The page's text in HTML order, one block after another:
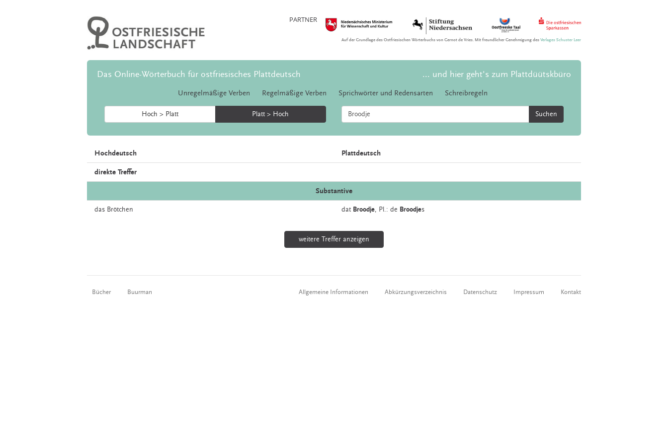
PARTNER
Auf der Grundlage des Ostfriesischen Wörterbuchs von Gernot de Vries. Mit freundlicher Genehmigung desVerlages Schuster Leer
Das Online-Wörterbuch für ostfriesisches Plattdeutsch ... und hier geht's zum Plattdüütskbüro
Unregelmäßige Verben Regelmäßige Verben Sprichwörter und Redensarten Schreibregeln
Hoch > Platt Platt > Hoch Suchen
Hochdeutsch Plattdeutsch
direkte Treffer
Substantive
das Brötchen dat Broodje, Pl.: de Broodjes
weitere Treffer anzeigen
Bücher Buurman Allgemeine Informationen Abkürzungsverzeichnis Datenschutz Impressum Kontakt